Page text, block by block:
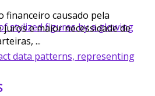
financeiro causado pela
juros e maior necessidade de
...